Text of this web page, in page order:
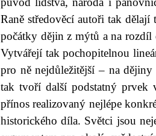
Raně středověcí autoři tak
počátky dějin z mýtů a na
Vytvářejí tak pochopitelnou
pro ně nejdůležitější – na
tak tvoří další podstatný prvek
přínos realizovaný nejlépe
historického díla. Světci jsou